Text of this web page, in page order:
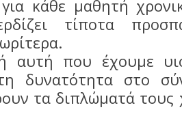
κάθε μαθητή
τίποτα
αυτή που έχουμε
δυνατότητα στο
τα διπλώματά τους